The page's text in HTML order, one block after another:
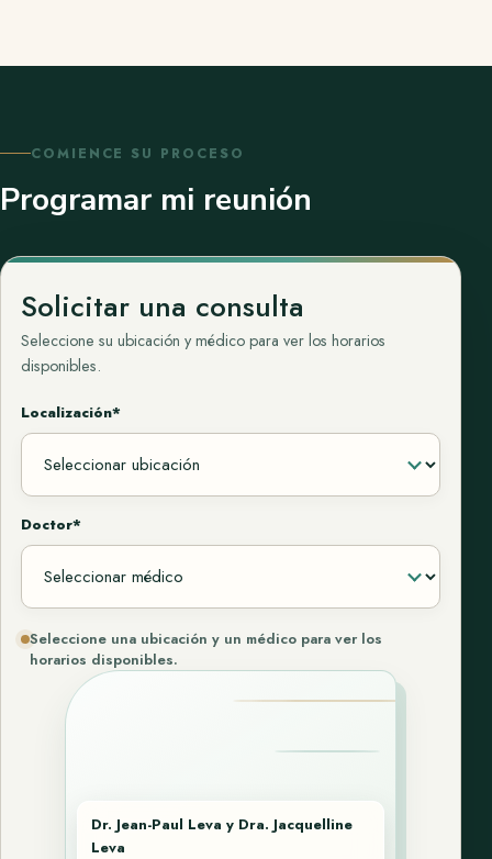
COMIENCE SU PROCESO
Programar mi reunión
Dr. Jean-Paul Leva y Dra. Jacquelline
Leva
Solicitar una consulta
Seleccione su ubicación y médico para ver los horarios
disponibles.
Localización*
Doctor*
Seleccione una ubicación y un médico para ver los
horarios disponibles.